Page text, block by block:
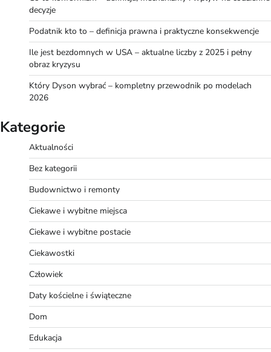
decyzje
Podatnik kto to – definicja prawna i praktyczne konsekwencje
Ile jest bezdomnych w USA – aktualne liczby z 2025 i pełny
obraz kryzysu
Który Dyson wybrać – kompletny przewodnik po modelach
2026
Kategorie
Aktualności
Bez kategorii
Budownictwo i remonty
Ciekawe i wybitne miejsca
Ciekawe i wybitne postacie
Ciekawostki
Człowiek
Daty kościelne i świąteczne
Dom
Edukacja